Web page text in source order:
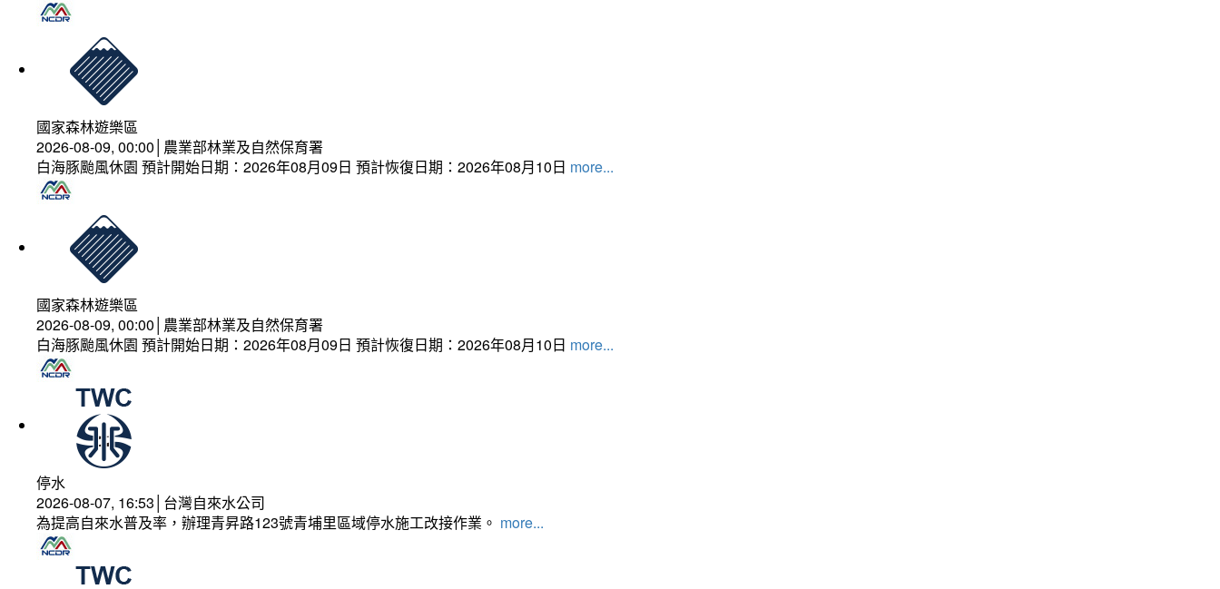
國家森林遊樂區
2026-08-09, 00:00│農業部林業及自然保育署
白海豚颱風休園 預計開始日期：2026年08月09日 預計恢復日期：2026年08月10日 more...
國家森林遊樂區
2026-08-09, 00:00│農業部林業及自然保育署
白海豚颱風休園 預計開始日期：2026年08月09日 預計恢復日期：2026年08月10日 more...
停水
2026-08-07, 16:53│台灣自來水公司
為提高自來水普及率，辦理青昇路123號青埔里區域停水施工改接作業。 more...